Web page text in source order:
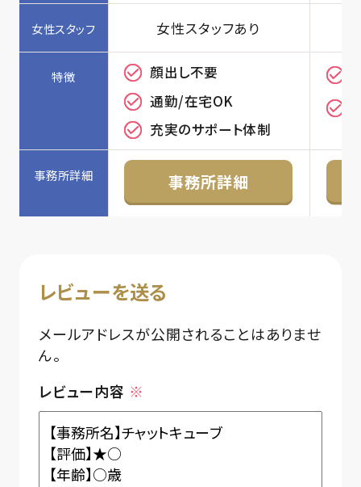
女性スタッフあり
顔出し不要
通勤/在宅OK
充実のサポート体制
事務所詳細
レビューを送る
メールアドレスが公開されることはありませ
ん。
レビュー内容 ※